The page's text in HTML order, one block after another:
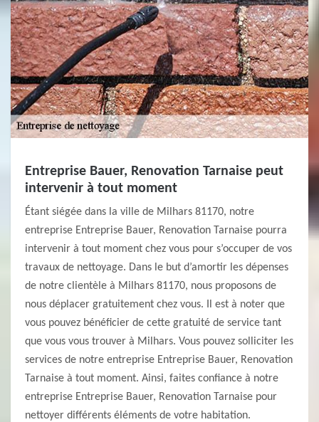
Entreprise Bauer, Renovation Tarnaise peut
intervenir à tout moment
Étant siégée dans la ville de Milhars 81170, notre
entreprise Entreprise Bauer, Renovation Tarnaise pourra
intervenir à tout moment chez vous pour s’occuper de vos
travaux de nettoyage. Dans le but d’amortir les dépenses
de notre clientèle à Milhars 81170, nous proposons de
nous déplacer gratuitement chez vous. Il est à noter que
vous pouvez bénéficier de cette gratuité de service tant
que vous vous trouver à Milhars. Vous pouvez solliciter les
services de notre entreprise Entreprise Bauer, Renovation
Tarnaise à tout moment. Ainsi, faites confiance à notre
entreprise Entreprise Bauer, Renovation Tarnaise pour
nettoyer différents éléments de votre habitation.